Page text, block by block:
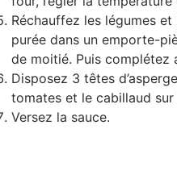
Réchauffez les légumes
purée dans un emporte-
de moitié. Puis complétez
Disposez 3 têtes
tomates et le cabillaud sur
Versez la sauce.